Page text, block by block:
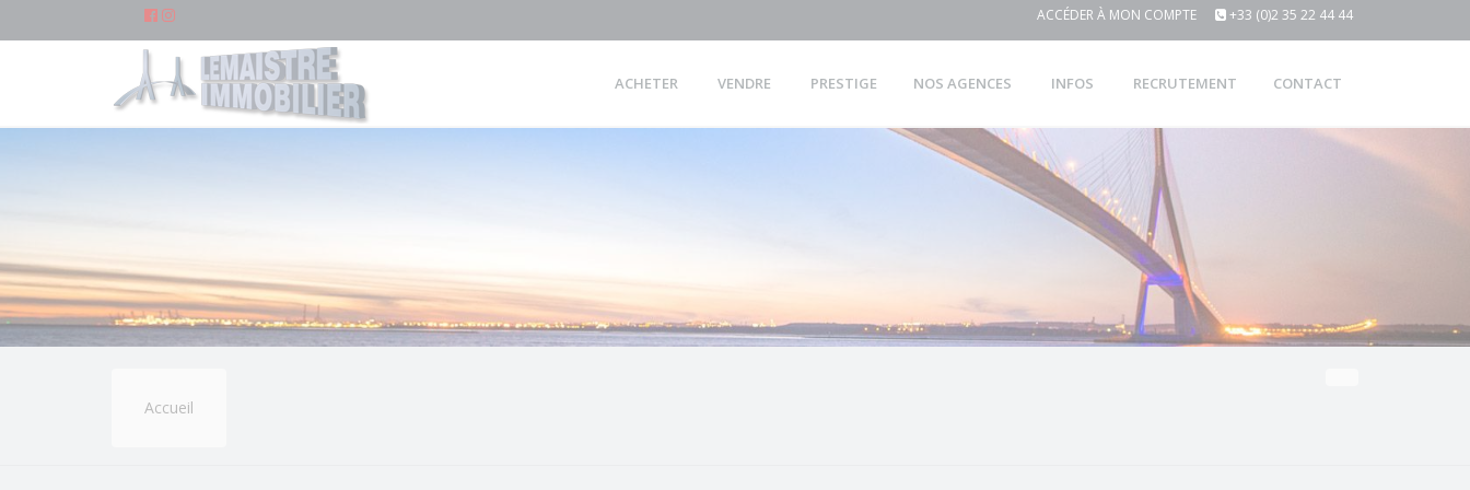
ACCÉDER À MON COMPTE +33 (0)2 35 22 44 44
ACHETER VENDRE PRESTIGE NOS AGENCES INFOS RECRUTEMENT CONTACT
Accueil